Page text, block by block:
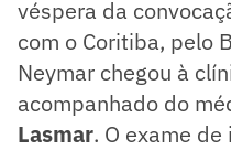
véspera da
com o Coritiba, pelo
Neymar chegou à
acompanhado do
Lasmar. O exame